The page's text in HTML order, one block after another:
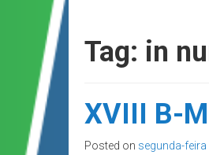
Tag: in
XVIII B-
Posted on segunda-